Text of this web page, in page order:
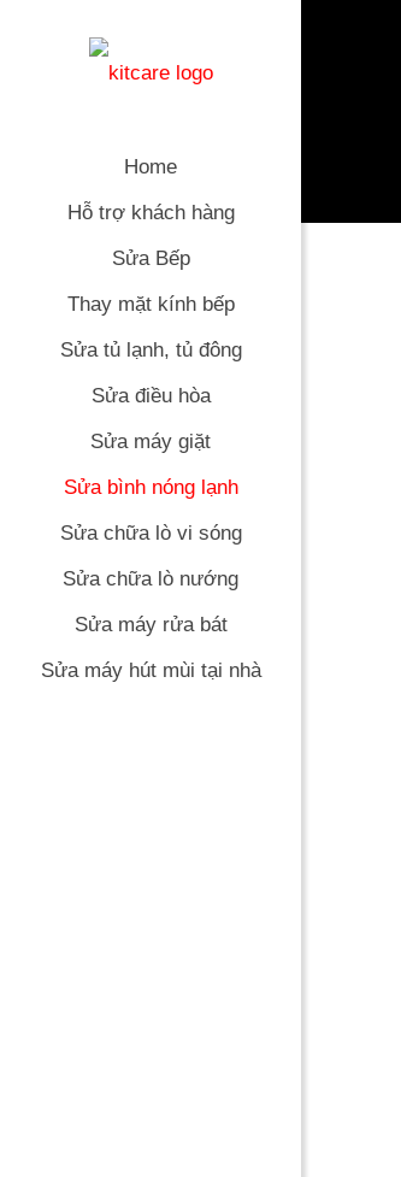
Home
Hỗ trợ khách hàng
Sửa Bếp
Thay mặt kính bếp
Sửa tủ lạnh, tủ đông
Sửa điều hòa
Sửa máy giặt
Sửa bình nóng lạnh
Sửa chữa lò vi sóng
Sửa chữa lò nướng
Sửa máy rửa bát
Sửa máy hút mùi tại nhà